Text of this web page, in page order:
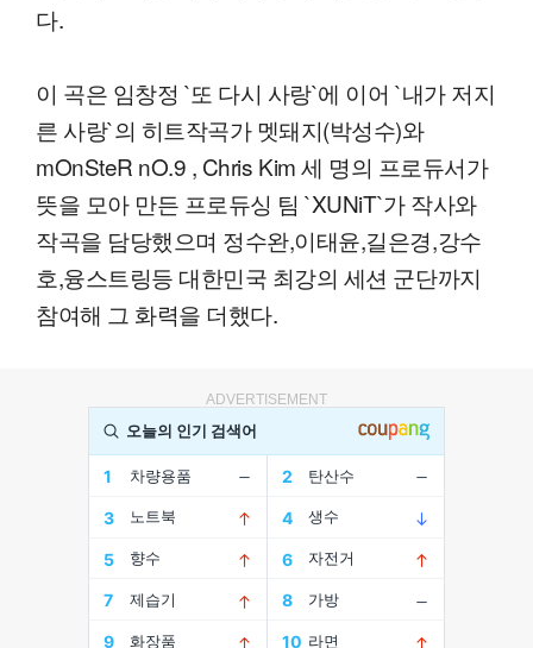
다.
이 곡은 임창정 `또 다시 사랑`에 이어 `내가 저지
른 사랑`의 히트작곡가 멧돼지(박성수)와
mOnSteR nO.9 , Chris Kim 세 명의 프로듀서가
뜻을 모아 만든 프로듀싱 팀 `XUNiT`가 작사와
작곡을 담당했으며 정수완,이태윤,길은경,강수
호,융스트링등 대한민국 최강의 세션 군단까지
참여해 그 화력을 더했다.
ADVERTISEMENT